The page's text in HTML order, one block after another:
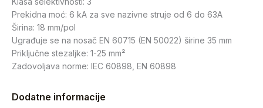
Prekidna moć: 6 kA za sve nazivne struje od 6 do 63A
Širina: 18 mm/pol
Ugrađuje se na nosač EN 60715 (EN 50022) širine 35 mm
Priključne stezaljke: 1-25 mm²
Zadovoljava norme: IEC 60898, EN 60898
Dodatne informacije